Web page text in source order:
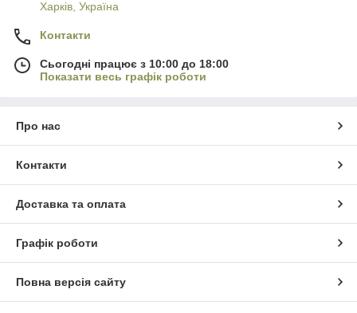
Харків, Україна
Контакти
Сьогодні працює з 10:00 до 18:00
Показати весь графік роботи
Про нас
Контакти
Доставка та оплата
Графік роботи
Повна версія сайту